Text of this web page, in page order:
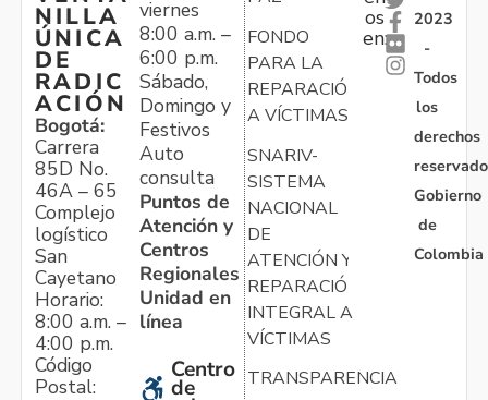
NILLA
ÚNICA
DE
RADIC
ACIÓN
Bogotá:
Carrera
85D No.
46A – 65
Complejo
logístico
San
Cayetano
Horario:
8:00 a.m. –
4:00 p.m.
Código
Postal:
viernes
8:00 a.m. –
6:00 p.m.
Sábado,
Domingo y
Festivos
Auto
consulta
Puntos de
Atención y
Centros
Regionales
Unidad en
línea
Centro
de
FONDO
PARA LA
REPARACIÓN
A VÍCTIMAS
SNARIV-
SISTEMA
NACIONAL
DE
ATENCIÓN Y
REPARACIÓN
INTEGRAL A
VÍCTIMAS
TRANSPARENCIA
os
en:
2023
-
Todos
los
derechos
Gobierno
de
Colombia